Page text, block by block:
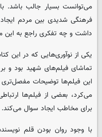
فرهنگی شدیدی بین مردم
داشت و چه تفکری راجع به
یکی از نوآوری‌هایی که در این
تماشای فیلم‌های شهید بود و بر
این فیلم‌ها توضیحات
می‌کرد، بعضی از فیلم‌ها
برای مخاطب ایجاد سوال می‌کند.
با وجود روان بودن قلم